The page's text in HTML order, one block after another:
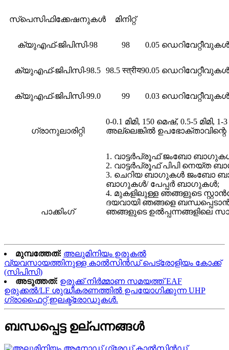
സ്പെസിഫിക്കേഷനുകൾ മിനിറ്റ്
ക്യുഎഫ്-ജിപിസി-98 98 0.05 ഡെറിവേറ്റീവുകൾ
ക്യുഎഫ്-ജിപിസി-98.5 98.5 स्त्रीय90.05 ഡെറിവേറ്റീവുകൾ
ക്യുഎഫ്-ജിപിസി-99.0 99 0.03 ഡെറിവേറ്റീവുകൾ
ഗ്രാനുലാരിറ്റി
0-0.1 മിമി, 150 മെഷ്, 0.5-5 മിമി, 1-3
അല്ലെങ്കിൽ
പാക്കിംഗ്
1. വാട്ടർപ്രൂഫ് ജംബോ
2. വാട്ടർപ്രൂഫ് പിപി നെയ്ത
3. ചെറിയ ബാഗുകൾ ജംബോ
ബാഗുകൾ/ പേപ്പർ ബാഗുകൾ;
4. മുകളിലുള്ള ഞങ്ങളുടെ
ദയവായി ഞങ്ങളെ
ഞങ്ങളുടെ ഉൽപ്പന്നങ്ങളിലെ
മുമ്പത്തേത്: അലുമിനിയം ഉരുകൽ
വ്യവസായത്തിനുള്ള കാൽസിൻഡ് പെട്രോളിയം കോക്ക്
(സിപിസി)
അടുത്തത്: ഉരുക്ക് നിർമ്മാണ സമയത്ത് EAF
ഉരുക്കൽ/LF ശുദ്ധീകരണത്തിൽ ഉപയോഗിക്കുന്ന UHP
ഗ്രാഫൈറ്റ് ഇലക്ട്രോഡുകൾ.
ബന്ധപ്പെട്ട ഉല്പന്നങ്ങൾ